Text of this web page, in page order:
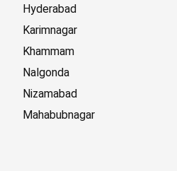
Hyderabad
Karimnagar
Khammam
Nalgonda
Nizamabad
Mahabubnagar